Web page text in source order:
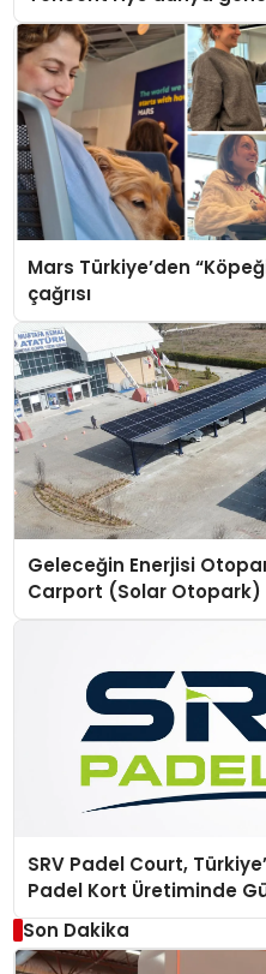
Mars Türkiye’den
çağrısı
Geleceğin Enerjisi
Carport (Solar Otopark)
SRV Padel Court,
Padel Kort Üretiminde
Son Dakika